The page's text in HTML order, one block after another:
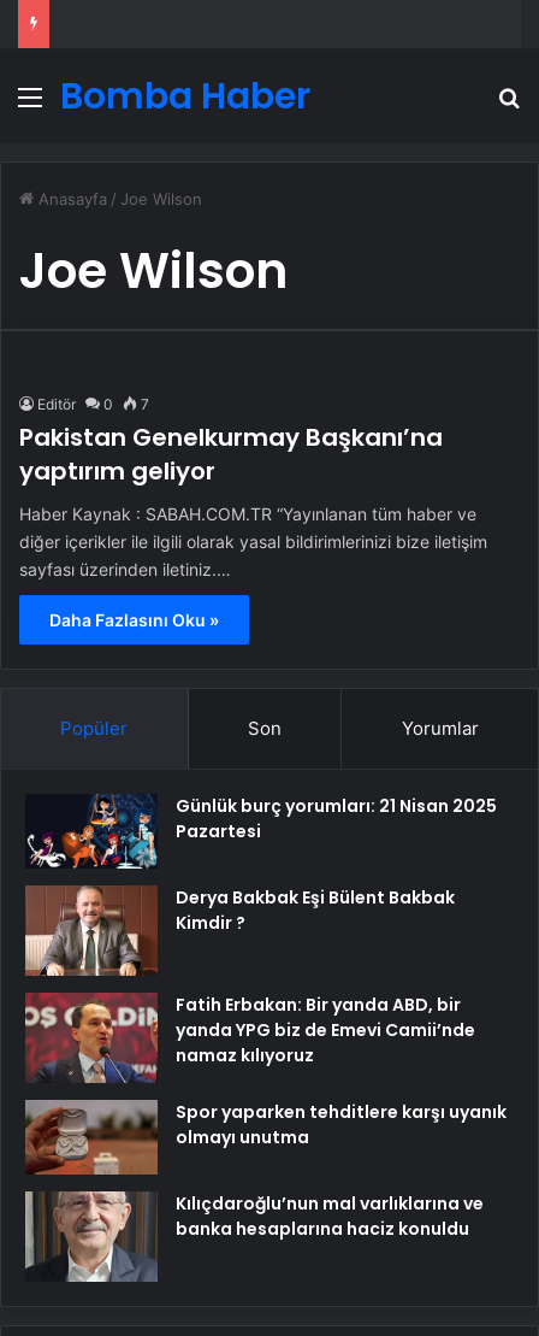
Menü
Bomba Haber
Anasayfa / Joe Wilson
Joe Wilson
Editör 0 7
Pakistan Genelkurmay Başkanı’na
yaptırım geliyor
Haber Kaynak : SABAH.COM.TR “Yayınlanan tüm haber ve
diğer içerikler ile ilgili olarak yasal bildirimlerinizi bize iletişim
sayfası üzerinden iletiniz.…
Daha Fazlasını Oku »
Popüler Son Yorumlar
Günlük burç yorumları: 21 Nisan 2025
Pazartesi
Derya Bakbak Eşi Bülent Bakbak
Kimdir ?
Fatih Erbakan: Bir yanda ABD, bir
yanda YPG biz de Emevi Camii’nde
namaz kılıyoruz
Spor yaparken tehditlere karşı uyanık
olmayı unutma
Kılıçdaroğlu’nun mal varlıklarına ve
banka hesaplarına haciz konuldu